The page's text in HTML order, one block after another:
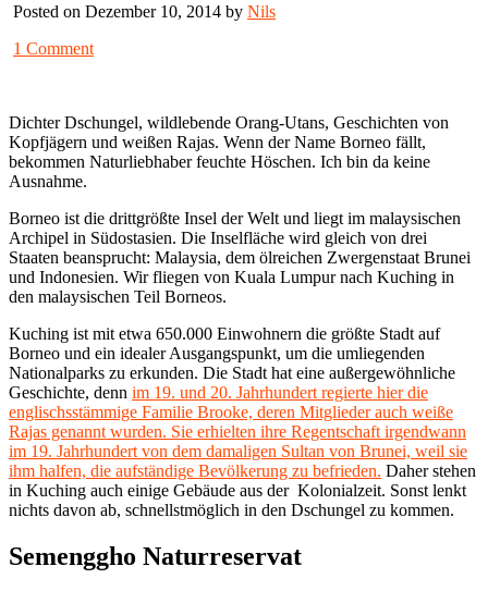
Posted on Dezember 10, 2014 by Nils
1 Comment
Dichter Dschungel, wildlebende Orang-Utans, Geschichten von
Kopfjägern und weißen Rajas. Wenn der Name Borneo fällt,
bekommen Naturliebhaber feuchte Höschen. Ich bin da keine
Ausnahme.
Borneo ist die drittgrößte Insel der Welt und liegt im malaysischen
Archipel in Südostasien. Die Inselfläche wird gleich von drei
Staaten beansprucht: Malaysia, dem ölreichen Zwergenstaat Brunei
und Indonesien. Wir fliegen von Kuala Lumpur nach Kuching in
den malaysischen Teil Borneos.
Kuching ist mit etwa 650.000 Einwohnern die größte Stadt auf
Borneo und ein idealer Ausgangspunkt, um die umliegenden
Nationalparks zu erkunden. Die Stadt hat eine außergewöhnliche
Geschichte, denn im 19. und 20. Jahrhundert regierte hier die
englischsstämmige Familie Brooke, deren Mitglieder auch weiße
Rajas genannt wurden. Sie erhielten ihre Regentschaft irgendwann
im 19. Jahrhundert von dem damaligen Sultan von Brunei, weil sie
ihm halfen, die aufständige Bevölkerung zu befrieden. Daher stehen
in Kuching auch einige Gebäude aus der Kolonialzeit. Sonst lenkt
nichts davon ab, schnellstmöglich in den Dschungel zu kommen.
Semenggho Naturreservat